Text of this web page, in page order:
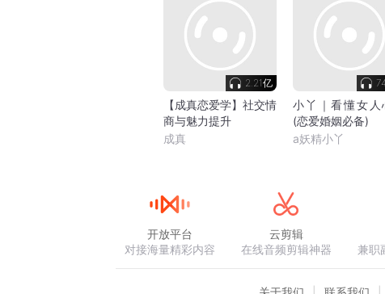
2.21亿
【成真恋爱学】社交情
商与魅力提升
成真
小丫｜看懂女人
(恋爱婚姻必备)
a妖精小丫
开放平台
对接海量精彩内容
云剪辑
在线音频剪辑神器
兼职